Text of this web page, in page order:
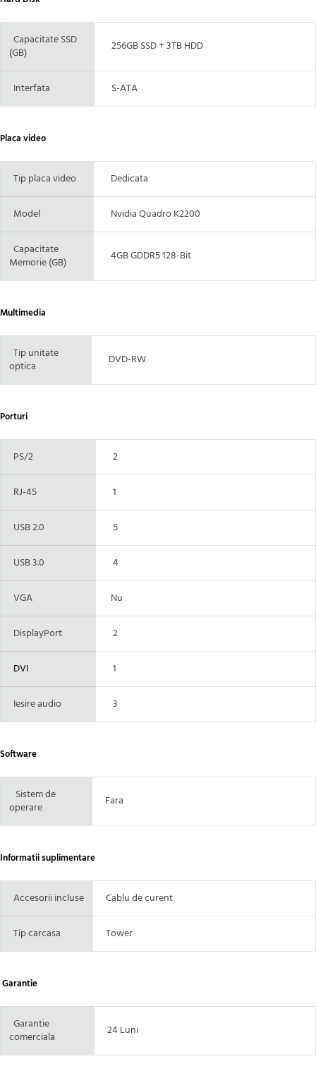
Capacitate SSD
(GB)
256GB SSD + 3TB HDD
Interfata S-ATA
Placa video
Tip placa video Dedicata
Model Nvidia Quadro K2200
Capacitate
Memorie (GB)
4GB GDDR5 128-Bit
Multimedia
Tip unitate
optica
DVD-RW
Porturi
PS/2 2
RJ-45 1
USB 2.0 5
USB 3.0 4
VGA Nu
DisplayPort 2
DVI 1
Iesire audio 3
Software
Sistem de
operare
Fara
Informatii suplimentare
Accesorii incluse Cablu de curent
Tip carcasa Tower
Garantie
Garantie
comerciala
24 Luni